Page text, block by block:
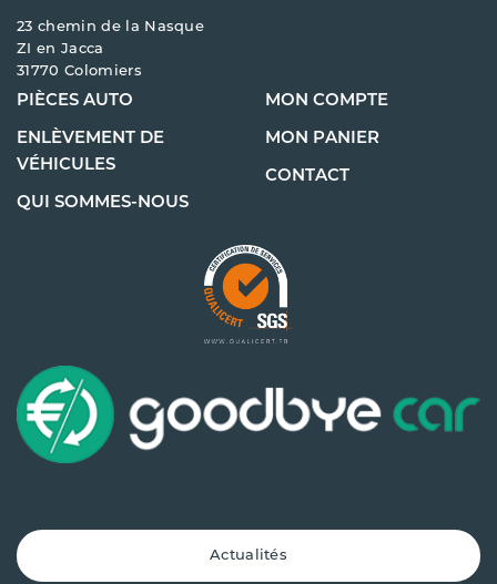
23 chemin de la Nasque
ZI en Jacca
31770 Colomiers
PIÈCES AUTO
ENLÈVEMENT DE
VÉHICULES
QUI SOMMES-NOUS
MON COMPTE
MON PANIER
CONTACT
Actualités